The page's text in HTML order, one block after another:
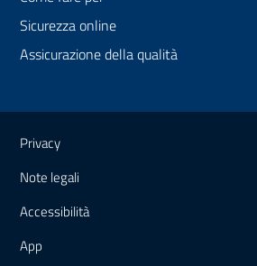
Sicurezza online
Assicurazione della qualità
Link e informazioni utili
Privacy
Note legali
Accessibilità
App